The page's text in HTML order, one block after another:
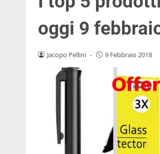
oggi 9
Jacopo Pellini - 9 Febbraio 2018